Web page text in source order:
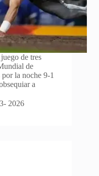
de tres
de
la noche 9-1
a
2026